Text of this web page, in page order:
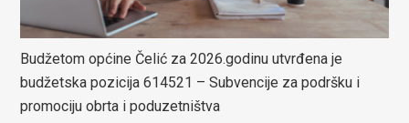
Budžetom općine Čelić za 2026.godinu utvrđena je
budžetska pozicija 614521 – Subvencije za podršku i
promociju obrta i poduzetništva